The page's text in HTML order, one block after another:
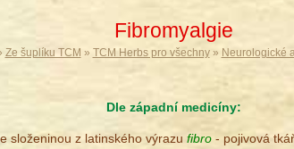
Fibromyalgie
Ze šuplíku TCM » TCM Herbs pro všechny» Neurologické
Dle západní medicíny:
složeninou z latinského výrazu fibro - pojivová